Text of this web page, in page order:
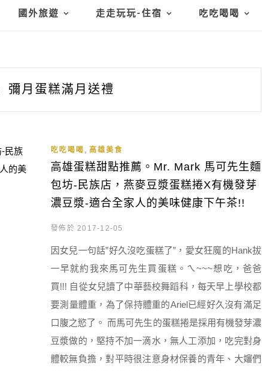
國外旅遊 走走玩玩-住宿 吃吃喝喝
彌月蛋糕滿月送禮
吃吃喝喝 高雄美食
高雄蛋糕甜點推薦。Mr. Mark 馬可先生麵
包坊-民族店，燕麥豆漿蛋糕捲X有機發芽
濃豆漿-適合全家人的美味健康下午茶!!
發佈於 2017-12-05
因女兒一句話”好久沒吃蛋糕了”，愛女狂魔的Hank拔
一早就約我來馬可先生買蛋糕。ㄟ~~~想吃，爸爸
買!!! 自從女兒讀了中華藝校舞蹈科，每天早上學校都
要測量體重，為了保持體重的Ariel已經好久沒有滿足
口腹之慾了。 而馬可先生的蛋糕捲是採用有機發芽濃
豆漿做的，堅持不加一滴水，無人工添加，吃完對身
體較無負擔，對平時很注意身材保養的青年、大嬸們